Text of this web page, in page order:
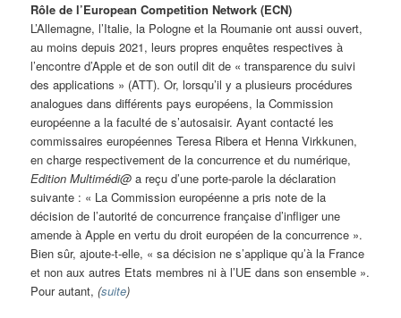
Rôle de l’European Competition Network (ECN)
L’Allemagne, l’Italie, la Pologne et la Roumanie ont aussi ouvert,
au moins depuis 2021, leurs propres enquêtes respectives à
l’encontre d’Apple et de son outil dit de « transparence du suivi
des applications » (ATT). Or, lorsqu’il y a plusieurs procédures
analogues dans différents pays européens, la Commission
européenne a la faculté de s’autosaisir. Ayant contacté les
commissaires européennes Teresa Ribera et Henna Virkkunen,
en charge respectivement de la concurrence et du numérique,
Edition Multimédi@ a reçu d’une porte-parole la déclaration
suivante : « La Commission européenne a pris note de la
décision de l’autorité de concurrence française d’infliger une
amende à Apple en vertu du droit européen de la concurrence ».
Bien sûr, ajoute-t-elle, « sa décision ne s’applique qu’à la France
et non aux autres Etats membres ni à l’UE dans son ensemble ».
Pour autant,(suite)